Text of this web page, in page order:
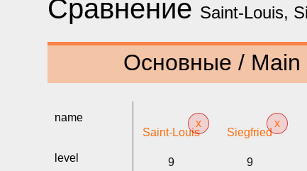
Сравнение Saint-Louis,
Основные / Main
name
level
Saint-Louis
x
9
Siegfried
x
9